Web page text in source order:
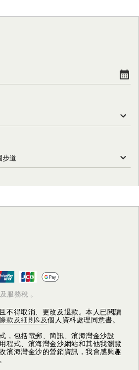
服務稅 。
不得取消、更改及退款。本人已閱讀
款及細則&及個人資料處理同意書。
，包括電郵、簡訊、濱海灣金沙設
程式、濱海灣金沙網站和其他我瀏覽
濱海灣金沙的營銷資訊，我會感興趣